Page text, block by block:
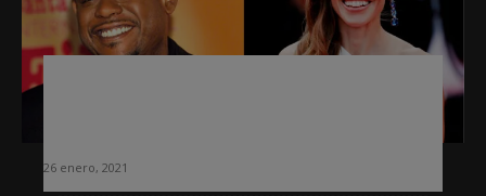
26 enero, 2021